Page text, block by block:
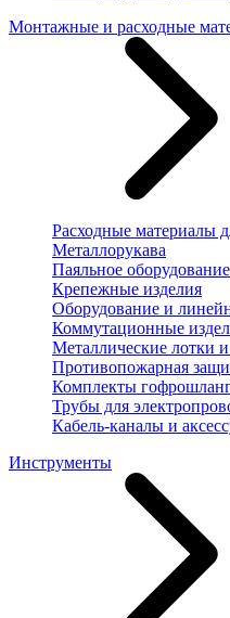
Монтажные и расходные
Расходные материалы
Металлорукава
Паяльное оборудование
Крепежные изделия
Оборудование и
Коммутационные
Металлические лотки
Противопожарная
Комплекты
Трубы для
Кабель-каналы и
Инструменты